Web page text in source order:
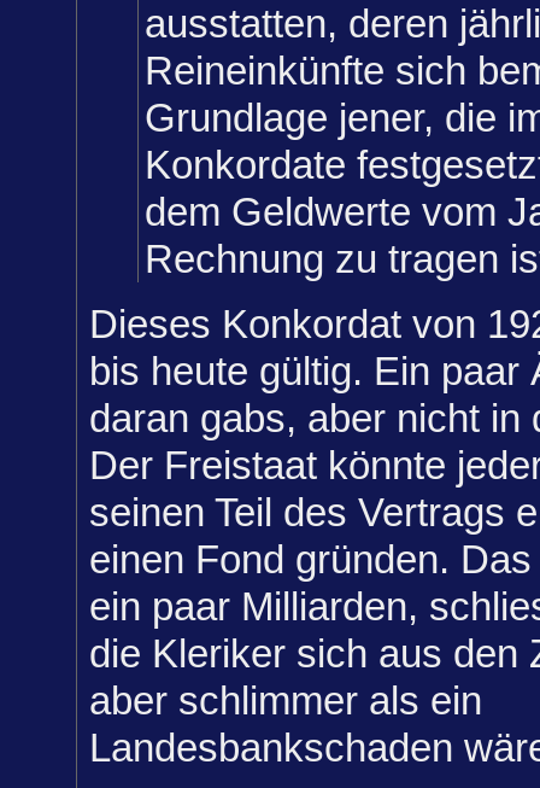
ausstatten, deren
Reineinkünfte sich
Grundlage jener, die
Konkordate
dem Geldwerte vom
Rechnung zu tragen
Dieses Konkordat von
bis heute gültig. Ein paar
daran gabs, aber nicht in
Der Freistaat könnte
seinen Teil des Vertrags
einen Fond gründen.
ein paar Milliarden,
die Kleriker sich aus den
aber schlimmer als ein
Landesbankschaden